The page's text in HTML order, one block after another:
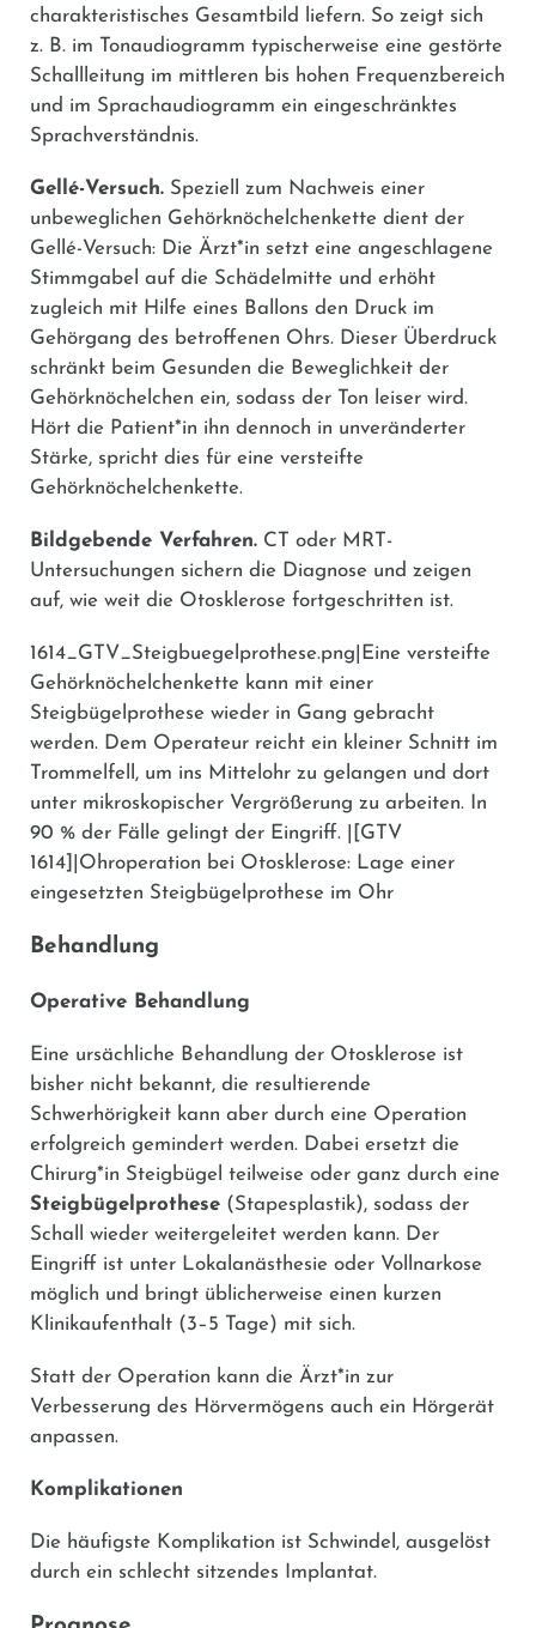
charakteristisches Gesamtbild liefern. So zeigt sich
z. B. im Tonaudiogramm typischerweise eine gestörte
Schallleitung im mittleren bis hohen Frequenzbereich
und im Sprachaudiogramm ein eingeschränktes
Sprachverständnis.
Gellé-Versuch. Speziell zum Nachweis einer
unbeweglichen Gehörknöchelchenkette dient der
Gellé-Versuch: Die Ärzt*in setzt eine angeschlagene
Stimmgabel auf die Schädelmitte und erhöht
zugleich mit Hilfe eines Ballons den Druck im
Gehörgang des betroffenen Ohrs. Dieser Überdruck
schränkt beim Gesunden die Beweglichkeit der
Gehörknöchelchen ein, sodass der Ton leiser wird.
Hört die Patient*in ihn dennoch in unveränderter
Stärke, spricht dies für eine versteifte
Gehörknöchelchenkette.
Bildgebende Verfahren. CT oder MRT-
Untersuchungen sichern die Diagnose und zeigen
auf, wie weit die Otosklerose fortgeschritten ist.
1614_GTV_Steigbuegelprothese.png|Eine versteifte
Gehörknöchelchenkette kann mit einer
Steigbügelprothese wieder in Gang gebracht
werden. Dem Operateur reicht ein kleiner Schnitt im
Trommelfell, um ins Mittelohr zu gelangen und dort
unter mikroskopischer Vergrößerung zu arbeiten. In
90 % der Fälle gelingt der Eingriff. |[GTV
1614]|Ohroperation bei Otosklerose: Lage einer
eingesetzten Steigbügelprothese im Ohr
Behandlung
Operative Behandlung
Eine ursächliche Behandlung der Otosklerose ist
bisher nicht bekannt, die resultierende
Schwerhörigkeit kann aber durch eine Operation
erfolgreich gemindert werden. Dabei ersetzt die
Chirurg*in Steigbügel teilweise oder ganz durch eine
Steigbügelprothese (Stapesplastik), sodass der
Schall wieder weitergeleitet werden kann. Der
Eingriff ist unter Lokalanästhesie oder Vollnarkose
möglich und bringt üblicherweise einen kurzen
Klinikaufenthalt (3–5 Tage) mit sich.
Statt der Operation kann die Ärzt*in zur
Verbesserung des Hörvermögens auch ein Hörgerät
anpassen.
Komplikationen
Die häufigste Komplikation ist Schwindel, ausgelöst
durch ein schlecht sitzendes Implantat.